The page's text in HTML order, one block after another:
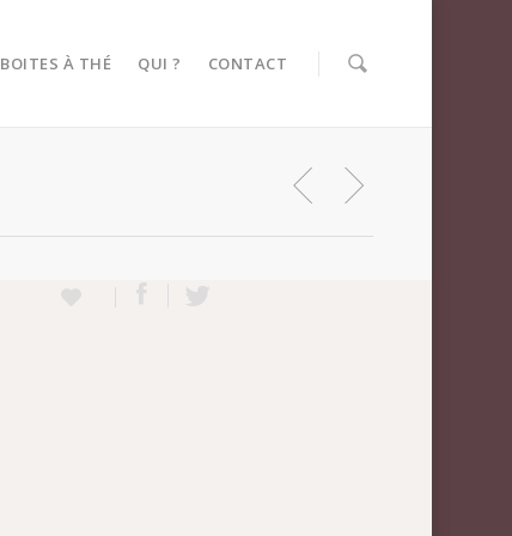
BOITES À THÉ QUI ? CONTACT